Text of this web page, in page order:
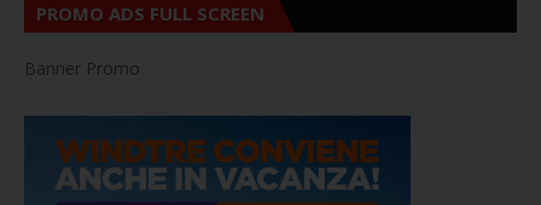
PROMO ADS FULL SCREEN
Banner Promo